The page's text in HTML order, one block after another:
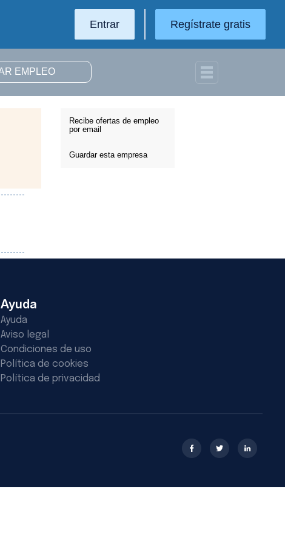
Entrar Regístrate gratis
Recibe ofertas de empleo
por email
Guardar esta empresa
Ayuda
Ayuda
Aviso legal
Condiciones de uso
Política de cookies
Política de privacidad